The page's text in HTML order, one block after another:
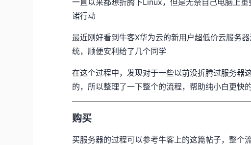
一直以来都想折腾下Linux，但是无奈自己电脑上
诸行动
最近刚好看到牛客X华为云的新用户超低价云服务
统，顺便安利给了几个同学
在这个过程中，发现对于一些以前没折腾过服务器
的，所以整理了一下整个的流程，帮助纯小白更快
购买
买服务器的过程可以参考牛客上的这篇帖子，整个